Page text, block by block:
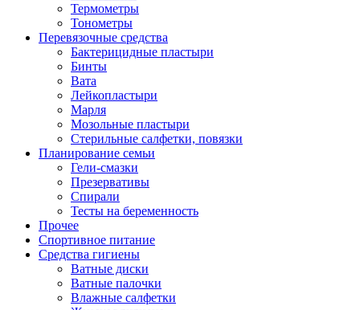
Термометры
Тонометры
Перевязочные средства
Бактерицидные пластыри
Бинты
Вата
Лейкопластыри
Марля
Мозольные пластыри
Стерильные салфетки, повязки
Планирование семьи
Гели-смазки
Презервативы
Спирали
Тесты на беременность
Прочее
Спортивное питание
Средства гигиены
Ватные диски
Ватные палочки
Влажные салфетки